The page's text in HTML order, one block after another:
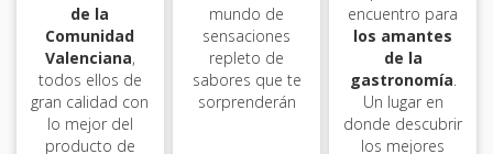
de la
Comunidad
Valenciana,
todos ellos de
gran calidad con
lo mejor del
producto de
mundo de
sensaciones
repleto de
sabores que te
sorprenderán
encuentro para
los amantes
de la
gastronomía.
Un lugar en
donde descubrir
los mejores